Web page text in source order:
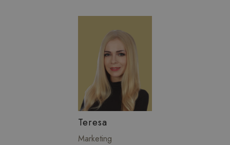
Teresa
Marketing